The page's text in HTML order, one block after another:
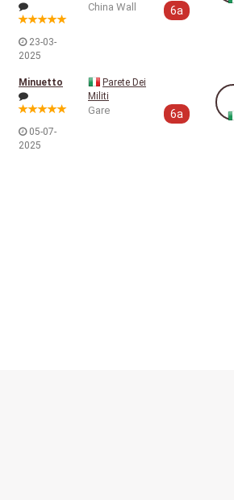
23-03-
2025
China Wall 6a
Minuetto
05-07-
2025
Parete Dei
Militi
Gare 6a